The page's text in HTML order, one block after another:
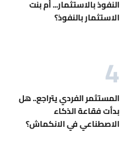
النفوذ بالاستثمار... أم بنت
الاستثمار بالنفوذ؟
المستثمر الفردي يتراجع.. هل
بدأت فقاعة الذكاء
الاصطناعي في الانكماش؟